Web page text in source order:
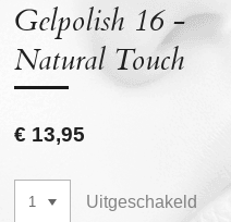
Gelpolish 16 -
Natural Touch
€ 13,95
Uitgeschakeld